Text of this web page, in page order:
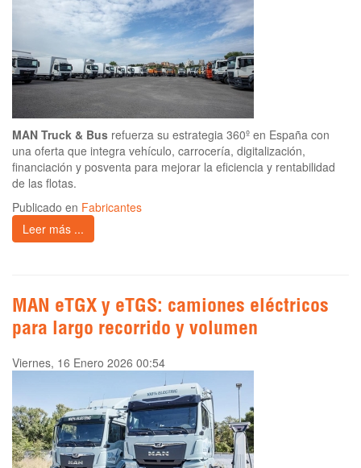
MAN Truck & Bus refuerza su estrategia 360º en España con
una oferta que integra vehículo, carrocería, digitalización,
financiación y posventa para mejorar la eficiencia y rentabilidad
de las flotas.
Publicado en Fabricantes
Leer más ...
MAN eTGX y eTGS: camiones eléctricos
para largo recorrido y volumen
Viernes, 16 Enero 2026 00:54